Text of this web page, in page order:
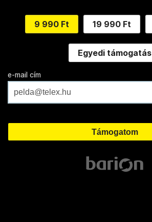
9 990 Ft 19 990 Ft
Egyedi támogatás
e-mail cím